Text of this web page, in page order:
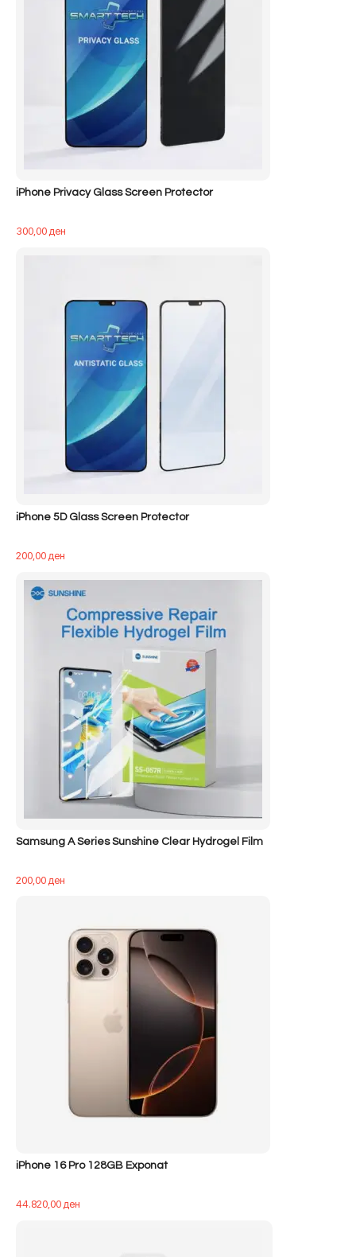
iPhone Privacy Glass Screen Protector
300,00ден
iPhone 5D Glass Screen Protector
200,00ден
Samsung A Series Sunshine Clear Hydrogel Film
200,00ден
iPhone 16 Pro 128GB Exponat
44.820,00ден